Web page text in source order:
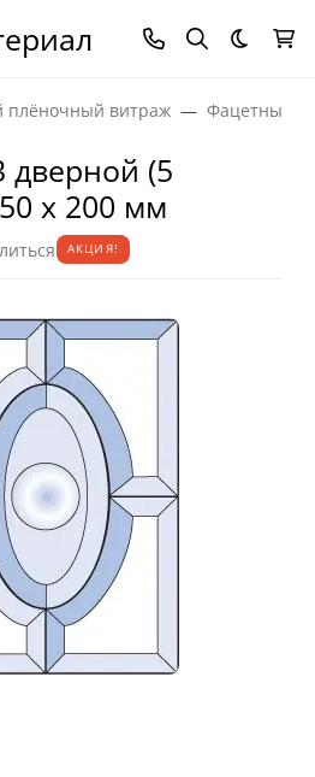
Темная
плёночный витраж Фацетные
дверной (5
х 200 мм
АКЦИЯ!